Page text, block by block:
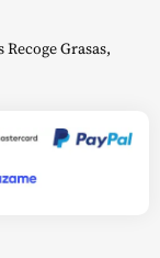
Recoge Grasas,